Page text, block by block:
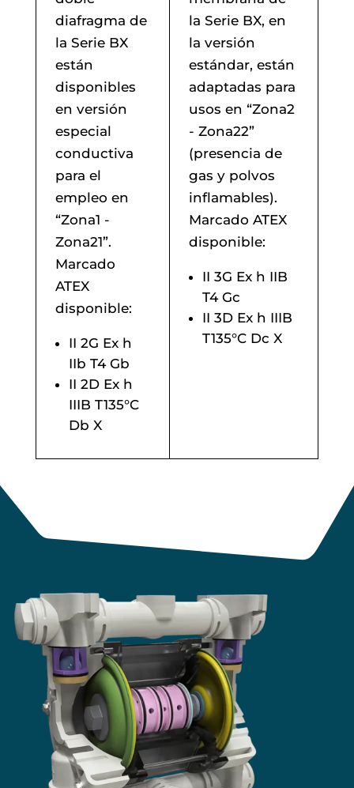
diafragma de
la Serie BX
están
disponibles
en versión
especial
conductiva
para el
empleo en
“Zona1 -
Zona21”.
Marcado
ATEX
disponible:
II 2G Ex h
IIb T4 Gb
II 2D Ex h
IIIB T135°C
Db X
la Serie BX, en
la versión
estándar, están
adaptadas para
usos en “Zona2
- Zona22”
(presencia de
gas y polvos
inflamables).
Marcado ATEX
disponible:
II 3G Ex h IIB
T4 Gc
II 3D Ex h IIIB
T135°C Dc X